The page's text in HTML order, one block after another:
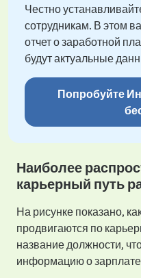
Честно
сотрудникам. В этом
отчет о заработной
будут актуальные
Попробуйте
Наиболее
карьерный путь
На рисунке показано,
продвигаются по
название должности,
информацию о